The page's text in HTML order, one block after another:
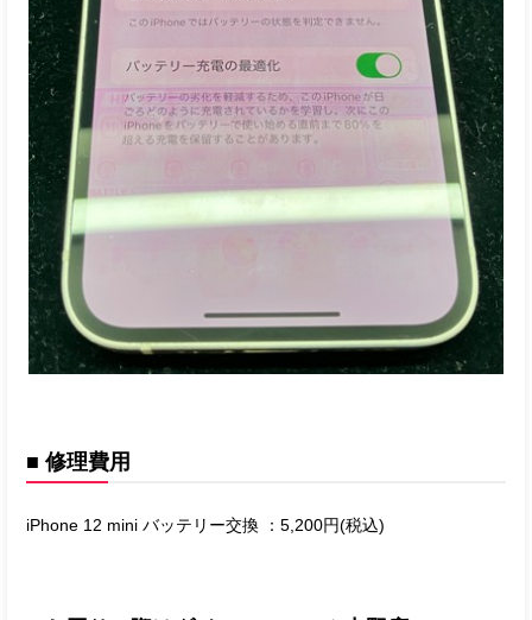
■ 修理費用
iPhone 12 mini バッテリー交換 ：5,200円(税込)